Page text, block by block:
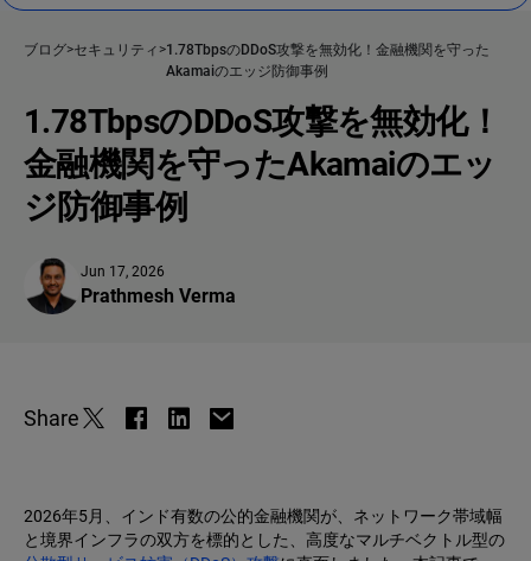
ブログ セキュリティ
1.78TbpsのDDoS攻撃を無効化！金融機関を守った
Akamaiのエッジ防御事例
1.78TbpsのDDoS攻撃を無効化！
金融機関を守ったAkamaiのエッ
ジ防御事例
Jun 17, 2026
Prathmesh Verma
Share
2026年5月、インド有数の公的金融機関が、ネットワーク帯域幅
と境界インフラの双方を標的とした、高度なマルチベクトル型の